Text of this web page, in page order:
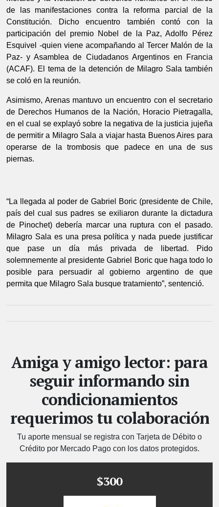
de las manifestaciones contra la reforma parcial de la
Constitución. Dicho encuentro también contó con la
participación del premio Nobel de la Paz, Adolfo Pérez
Esquivel -quien viene acompañando al Tercer Malón de la
Paz- y Asamblea de Ciudadanos Argentinos en Francia
(ACAF). El tema de la detención de Milagro Sala también
se coló en la reunión.
Asimismo, Arenas mantuvo un encuentro con el secretario
de Derechos Humanos de la Nación, Horacio Pietragalla,
en el cual se explayó sobre la negativa de la justicia jujeña
de permitir a Milagro Sala a viajar hasta Buenos Aires para
operarse de la trombosis que padece en una de sus
piernas.
“La llegada al poder de Gabriel Boric (presidente de Chile,
país del cual sus padres se exiliaron durante la dictadura
de Pinochet) debería marcar una ruptura con el pasado.
Milagro Sala es una presa política y nada puede justificar
que pase un día más privada de libertad. Pido
solemnemente al presidente Gabriel Boric que haga todo lo
posible para persuadir al gobierno argentino de que
permita que Milagro Sala busque tratamiento”, sentenció.
Amiga y amigo lector: para
seguir informando sin
condicionamientos
requerimos tu colaboración
Tu aporte mensual se registra con Tarjeta de Débito o
Crédito por Mercado Pago con los datos protegidos.
$300